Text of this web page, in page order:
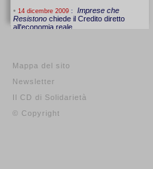
Mappa del sito
Newsletter
Il CD di Solidarietà
© Copyright